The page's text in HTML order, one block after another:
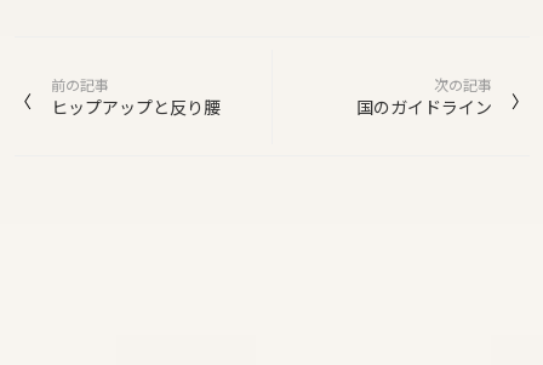
稿
前の記事
ヒップアップと反り腰
次の記事
国のガイドライン